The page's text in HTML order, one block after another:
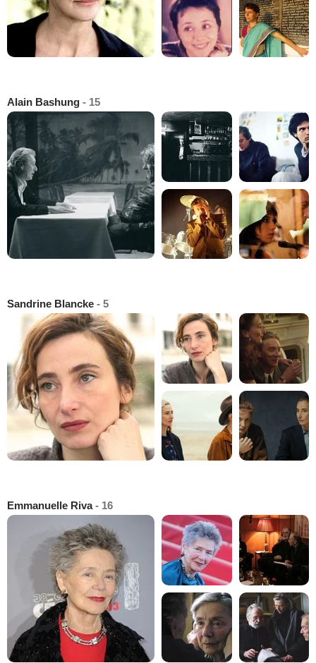
Alain Bashung - 15
Sandrine Blancke - 5
Emmanuelle Riva- 16